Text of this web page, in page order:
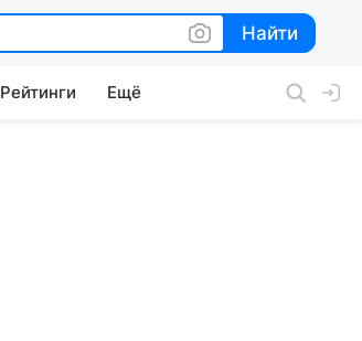
Найти
Найти
Рейтинги Ещё